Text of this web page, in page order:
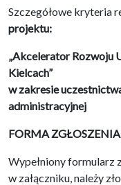
Szczegółowe kryteria
projektu:
„Akcelerator Rozwoju
Kielcach”
w zakresie
administracyjnej
FORMA
Wypełniony formularz
w załączniku, należy